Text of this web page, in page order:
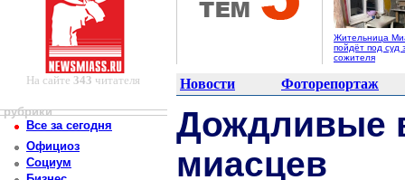
Жительница
пойдёт под суд
сожителя
На сайте343 читателя Новости Фоторепортаж
рубрики
Все за сегодня
Официоз
Социум
Дождливые
миасцев